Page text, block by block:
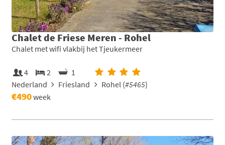
Chalet de Friese Meren - Rohel
Chalet met wifi vlakbij het Tjeukermeer
4 2
1
Nederland
Friesland Rohel (#5465)
€490week